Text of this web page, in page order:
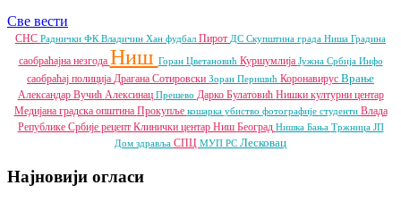
Све вести
СНС Раднички ФК Владичин Хан фудбал Пирот ДС Скупштина града Ниша Градина
саобраћајна незгода Ниш Горан Цветановић Куршумлија Јужна Србија Инфо
саобраћај полиција Драгана Сотировски Зоран Перишић Коронавирус Врање
Александар Вучић Алексинац Прешево Дарко Булатовић Нишки културни центар
Медијана градска општина Прокупље кошарка убиство фотографије студенти Влада
Републике Србије рецепт Клинички центар Ниш Београд Нишка Бања Тржница ЈП
Дом здравља СПЦ МУП РС Лесковац
Најновији огласи